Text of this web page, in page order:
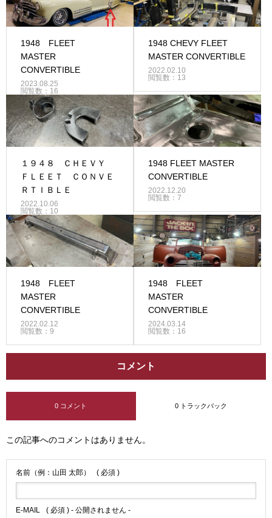
1948 FLEET
MASTER
CONVERTIBLE
2023.08.25
閲覧数：16
1948 CHEVY FLEET
MASTER CONVERTIBLE
2022.02.10
閲覧数：13
１９４８ ＣＨＥＶＹ
ＦＬＥＥＴ ＣＯＮＶＥ
ＲＴＩＢＬＥ
2022.10.06
閲覧数：10
1948 FLEET MASTER
CONVERTIBLE
2022.12.20
閲覧数：7
1948 FLEET
MASTER
CONVERTIBLE
2022.02.12
閲覧数：9
1948 FLEET
MASTER
CONVERTIBLE
2024.03.14
閲覧数：16
コメント
0 コメント 0 トラックバック
この記事へのコメントはありません。
名前（例：山田 太郎） ( 必須 )
E-MAIL ( 必須 ) - 公開されません -